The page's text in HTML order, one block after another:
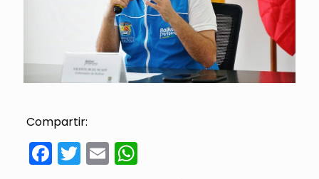
Compartir:
Facebook
Twitter
EmailWhatsApp